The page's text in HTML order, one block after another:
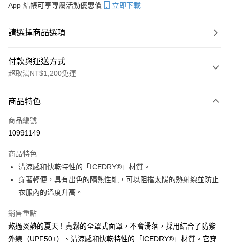
App 結帳可享專屬活動優惠價 立即下載
請選擇商品選項
付款與運送方式
超取滿NT$1,200免運
信用卡一次付款
信用卡分期付款
合作金庫商業銀行
華南商業銀行
彰化商業銀行
上海商業儲蓄銀行
台北富邦商業銀行
國泰世華商業銀行
匯豐（台灣）商業銀行
聯邦商業銀行
遠東國際商業銀行
元大商業銀行
永豐商業銀行
超商取貨付款
Apple Pay
悠遊付
大哥付你分期
商品特色
商品編號
10991149
商品特色
清涼感和快乾特性的「ICEDRY®」材質。
穿著輕便，具有出色的隔熱性能，可以阻擋太陽的熱射線並防止
衣服內的溫度升高。
銷售重點
熬過炎熱的夏天！寬鬆的全罩式面罩，不會滑落，採用結合了防紫
外線（UPF50+）、清涼感和快乾特性的「ICEDRY®」材質。它穿